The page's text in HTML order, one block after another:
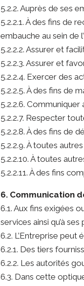
5.2.2. Auprès de ses
5.2.2.1. À des fins de
embauche au sein de
5.2.2.2. Assurer et
5.2.2.3. Assurer et
5.2.2.4. Exercer des
5.2.2.5. À des fins de
5.2.2.6.
5.2.2.7. Respecter
5.2.2.8. À des fins de
5.2.2.9. À toutes
5.2.2.10. À toutes
5.2.2.11. À des fins
6. Communication
6.1. Aux fins exigées
services ainsi qu’à ses
6.2. L’Entreprise
6.2.1. Des tiers
6.2.2. Les autorités
6.3. Dans cette